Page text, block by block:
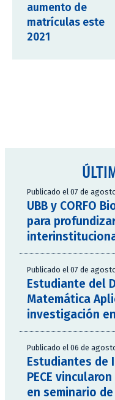
aumento de
matrículas este
2021
Publicado el 07 de
UBB y CORFO
para
Publicado el 07 de
Estudiante del
Matemática
investigación en
Publicado el 06 de
Estudiantes de
PECE
en seminario